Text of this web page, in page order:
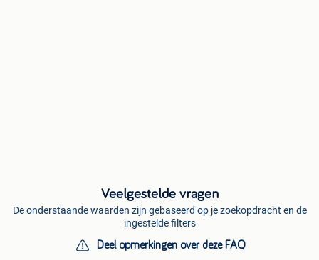
Veelgestelde vragen
De onderstaande waarden zijn gebaseerd op je zoekopdracht en de
ingestelde filters
Deel opmerkingen over deze FAQ